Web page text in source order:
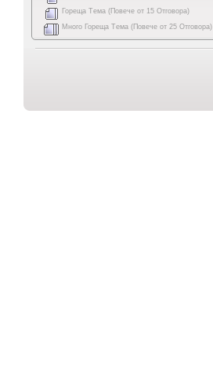
Гореща Тема (Повече от 15 Отговора)
Много Гореща Тема (Повече от 25 Отговора)